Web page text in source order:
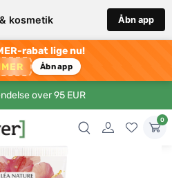
kosmetik Åbn app
rabat lige nu!
Åbn app
over 95 EUR
0